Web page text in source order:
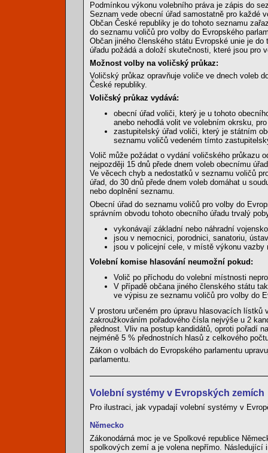
Podmínkou výkonu volebního práva je zápis do
Seznam vede obecní úřad samostatně pro každé
Občan České republiky je do tohoto seznamu
do seznamu voličů pro volby do Evropského
Občan jiného členského státu Evropské unie je
úřadu požádá a doloží skutečnosti, které jsou pro
Možnost volby na voličský průkaz:
Voličský průkaz opravňuje voliče ve dnech voleb
České republiky.
Voličský průkaz vydává:
obecní úřad voliči, který je u tohoto
anebo nehodlá volit ve volebním okrsku,
zastupitelský úřad voliči, který je státním
seznamu voličů vedeném tímto
Volič může požádat o vydání voličského průkazu
nejpozději 15 dnů přede dnem voleb obecnímu
Ve věcech chyb a nedostatků v seznamu voličů
úřad, do 30 dnů přede dnem voleb domáhat u
nebo doplnění seznamu.
Obecní úřad do seznamu voličů pro volby do
správním obvodu tohoto obecního úřadu trvalý
vykonávají základní nebo náhradní
jsou v nemocnici, porodnici, sanatoriu,
jsou v policejní cele, v místě výkonu
Volební komise hlasování neumožní pokud:
Volič po příchodu do volební místnosti
V případě občana jiného členského státu
ve výpisu ze seznamu voličů pro volby do
V prostoru určeném pro úpravu hlasovacích
zakroužkováním pořadového čísla nejvýše u 2
přednost. Vliv na postup kandidátů, oproti pořadí
nejméně 5 % přednostních hlasů z celkového
Zákon o volbách do Evropského parlamentu
parlamentu.
Volební systémy v Evropských zemích
Pro ilustraci, jak vypadají volební systémy v
Německo
Zákonodárná moc je ve Spolkové republice
spolkových zemí a je volena nepřímo. Následující